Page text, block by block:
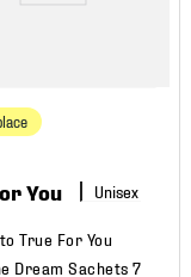
You
True For You
Dream Sachets 7